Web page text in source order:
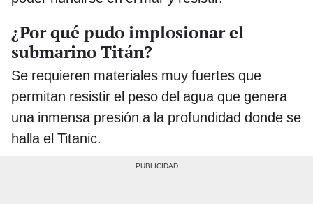
¿Por qué pudo implosionar el
submarino Titán?
Se requieren materiales muy fuertes que
permitan resistir el peso del agua que genera
una inmensa presión a la profundidad donde se
halla el Titanic.